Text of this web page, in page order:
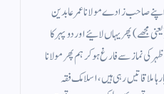
صاحب زادے مولانا عمر عابدین
مجھے) پھر یہاں لائیے اور دوپہر کا
کی نماز سے فارغ ہوکر ہم پھر مولانا
ملاقاتیں رہی ہیں ، اسلامک فقہ